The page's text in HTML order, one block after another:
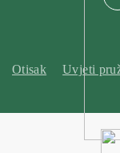
Otisak Uvjeti